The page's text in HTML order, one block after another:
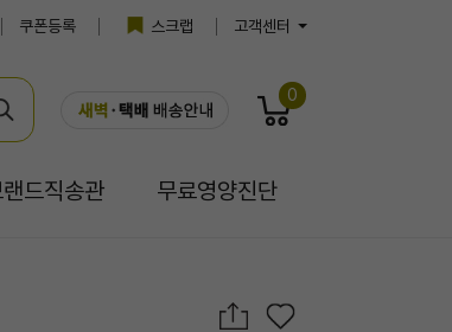
쿠폰등록 스크랩 고객센터
0
드직송관 무료영양진단